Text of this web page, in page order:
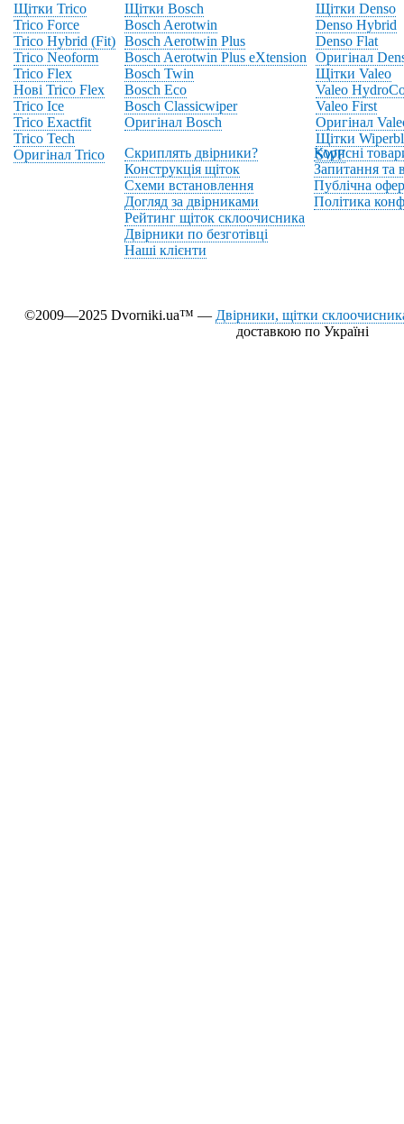
Щітки Trico
Trico Force
Trico Hybrid (Fit)
Trico Neoform
Trico Flex
Нові Trico Flex
Trico Ice
Trico Exactfit
Trico Tech
Оригінал Trico
Щітки Bosch
Bosch Aerotwin
Bosch Aerotwin Plus
Bosch Aerotwin Plus eXtension
Bosch Twin
Bosch Eco
Bosch Classicwiper
Оригінал Bosch
Щітки Denso
Denso Hybrid
Denso Flat
Оригінал
Щітки Valeo
Valeo
Valeo First
Оригінал
Щітки
SWF
Скриплять двірники?
Конструкція щіток
Схеми встановлення
Догляд за двірниками
Рейтинг щіток склоочисника
Двірники по безготівці
Наші клієнти
Корисні
Запитання та
Публічна
Політика
©2009—2025 Dvorniki.ua™ — Двірники, щітки
доставкою по Україні